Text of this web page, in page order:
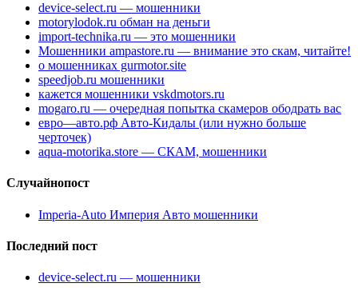
device-select.ru — мошенники
motorylodok.ru обман на деньги
import-technika.ru — это мошенники
Мошенники ampastore.ru — внимание это скам, читайте!
о мошенниках gurmotor.site
speedjob.ru мошенники
кажется мошенники vskdmotors.ru
mogaro.ru — очередная попытка скамеров ободрать вас
евро—авто.рф Авто-Кидалы (или нужно больше
черточек)
aqua-motorika.store — СКАМ, мошенники
Случайнопост
Imperia-Auto Империя Авто мошенники
Последний пост
device-select.ru — мошенники